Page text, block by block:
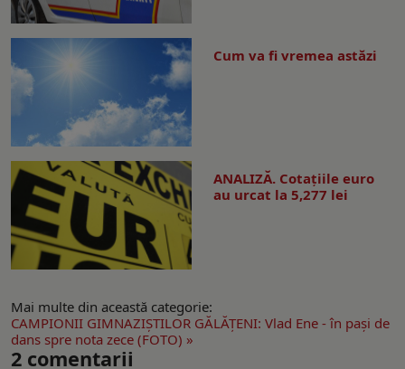
Cum va fi vremea astăzi
ANALIZĂ. Cotațiile euro
au urcat la 5,277 lei
Mai multe din această categorie:
CAMPIONII GIMNAZIŞTILOR GĂLĂŢENI: Vlad Ene - în paşi de
dans spre nota zece (FOTO) »
2 comentarii